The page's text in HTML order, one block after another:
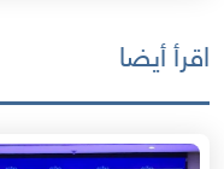
اقرأ أيضا